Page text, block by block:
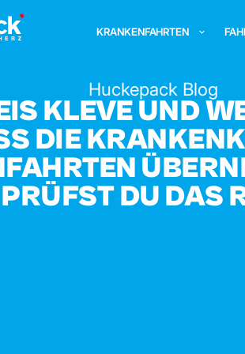
KRANKENFAHRTEN
Huckepack Blog
KLEVE UND
DIE
PRÜFST DU DAS